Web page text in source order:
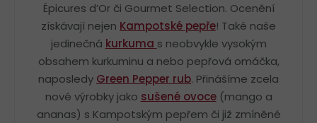
Épicures d’Or či Gourmet Selection. Ocenění
získávají nejen Kampotské pepře! Také naše
jedinečná kurkuma s neobvykle vysokým
obsahem kurkuminu a nebo pepřová omáčka,
naposledy Green Pepper rub. Přinášíme zcela
nové výrobky jako sušené ovoce(mango a
ananas) s Kampotským pepřem či již zmíněné